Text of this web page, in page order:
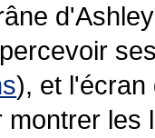
), et l'écran
montrer les